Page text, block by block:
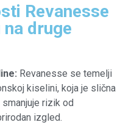
Revanesse
druge
Revanesse se temelji
kiselini, koja je slična
rizik od
izgled.